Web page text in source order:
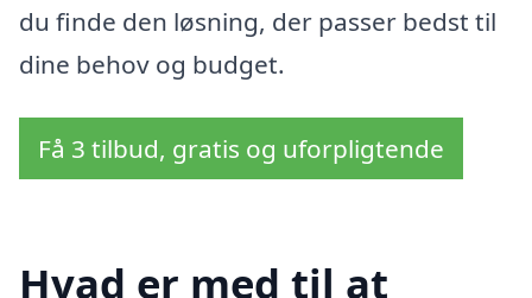
du finde den løsning, der passer bedst til
dine behov og budget.
Få 3 tilbud, gratis og uforpligtende
Hvad er med til at